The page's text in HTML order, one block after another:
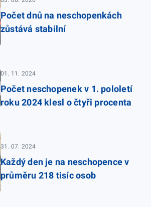
Počet dnů na neschopenkách
zůstává stabilní
01. 11. 2024
Počet neschopenek v 1. pololetí
roku 2024 klesl o čtyři procenta
31. 07. 2024
Každý den je na neschopence v
průměru 218 tisíc osob